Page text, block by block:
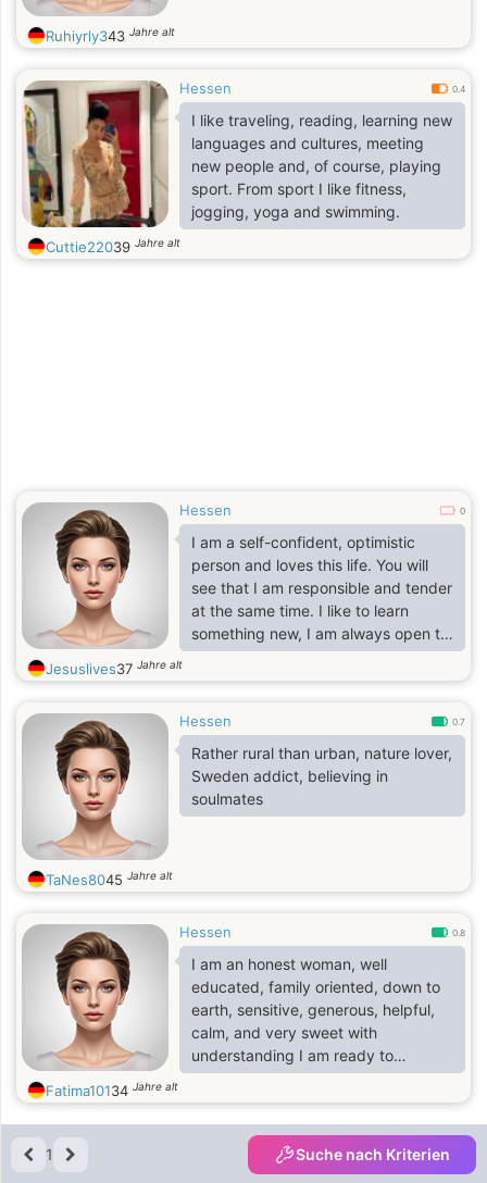
Ruhiyrly343 Jahre alt
Hessen 0.4
I like traveling, reading, learning new
languages and cultures, meeting
new people and, of course, playing
sport. From sport I like fitness,
jogging, yoga and swimming.
Cuttie22039 Jahre alt
Hessen 0
I am a self-confident, optimistic
person and loves this life. You will
see that I am responsible and tender
at the same time. I like to learn
something new, I am always open to
new ideas. I do not afraid to be
funny, I like to smile a lot. I think that
taste and style.
Jesuslives37 Jahre alt
Hessen 0.7
Rather rural than urban, nature lover,
Sweden addict, believing in
soulmates
TaNes8045 Jahre alt
Hessen 0.8
I am an honest woman, well
educated, family oriented, down to
earth, sensitive, generous, helpful,
calm, and very sweet with
understanding I am ready to
establish a serious and long-term
relationship with the right man and I
know It can be a loving, caring,
sweet, responsible, romantic, faithful
and I love to express my feelings.
Fatima10134 Jahre alt
1 Suche nach Kriterien